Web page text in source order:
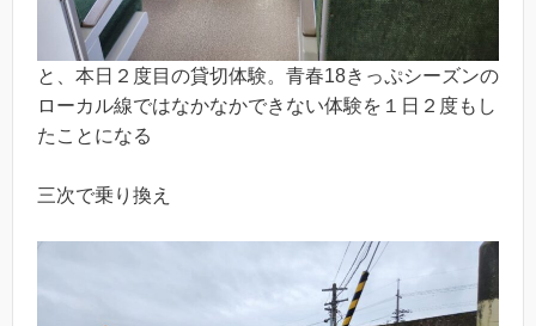
と、本日２度目の貸切体験。青春18きっぷシーズンの
ローカル線ではなかなかできない体験を１日２度もし
たことになる
三次で乗り換え